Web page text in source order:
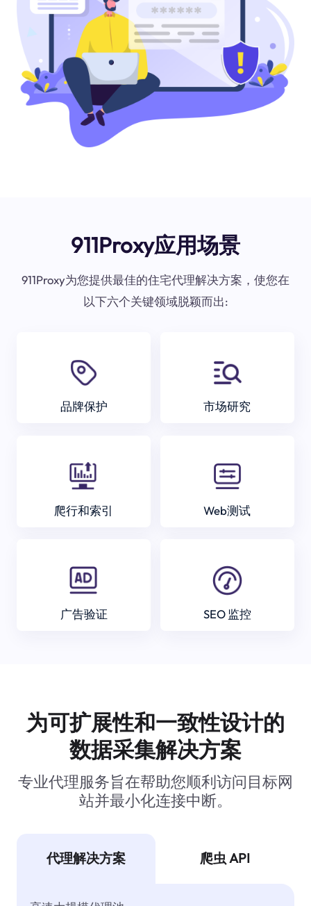
911Proxy应用场景
911Proxy为您提供最佳的住宅代理解决方案，使您在
以下六个关键领域脱颖而出:
品牌保护 市场研究
爬行和索引 Web测试
广告验证 SEO 监控
为可扩展性和一致性设计的
数据采集解决方案
专业代理服务旨在帮助您顺利访问目标网
站并最小化连接中断。
代理解决方案 爬虫 API